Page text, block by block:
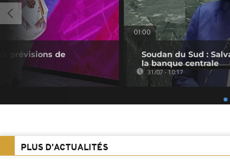
prévisions de
01:00
Soudan du Sud :
la banque centrale
31/07 - 10:17
PLUS D'ACTUALITÉS